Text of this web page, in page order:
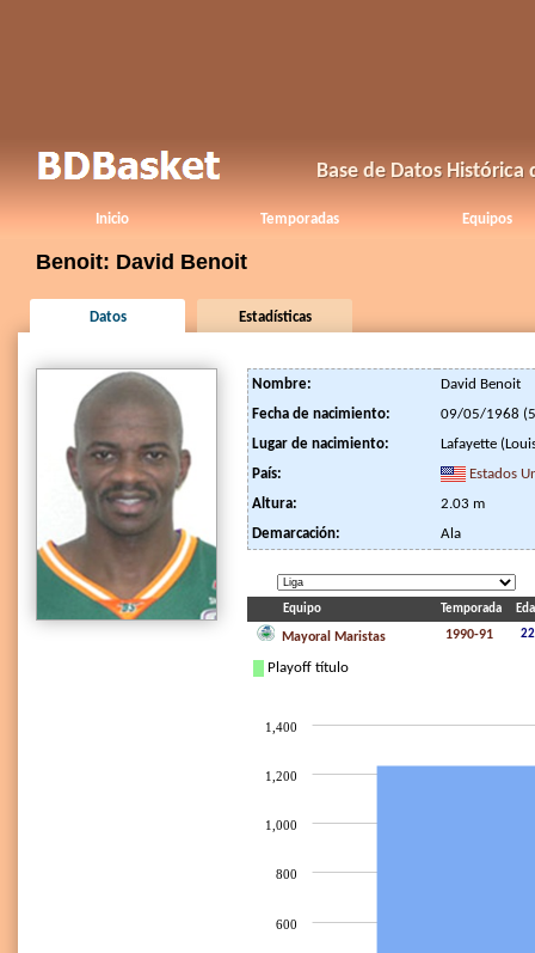
Base de Datos Histórica
Inicio Temporadas Equipos
Benoit: David Benoit
Datos Estadísticas
Nombre:
David Benoit
Fecha de nacimiento:
09/05/1968
Lugar de nacimiento:
Lafayette
País:
Estados
Altura:
2.03 m
Demarcación:
Ala
Equipo Temporada
Mayoral Maristas 1990-91 22
Playoff título
600
800
1,000
1,200
1,400